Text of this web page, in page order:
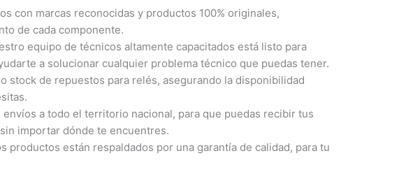
con marcas reconocidas y productos 100% originales,
de cada componente.
equipo de técnicos altamente capacitados está listo para
a solucionar cualquier problema técnico que puedas tener.
stock de repuestos para relés, asegurando la disponibilidad
envíos a todo el territorio nacional, para que puedas recibir tus
importar dónde te encuentres.
productos están respaldados por una garantía de calidad, para tu